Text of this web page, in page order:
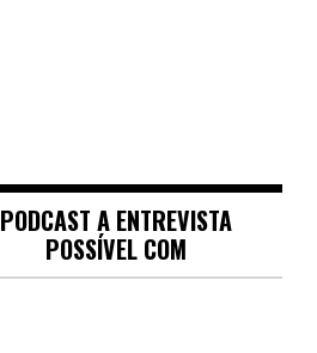
PODCAST A ENTREVISTA
POSSÍVEL COM